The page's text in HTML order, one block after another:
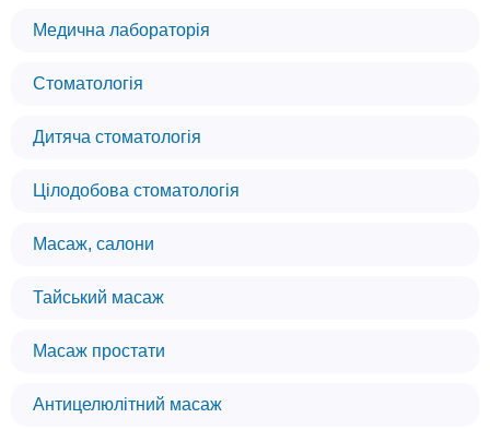
Медична лабораторія
Стоматологія
Дитяча стоматологія
Цілодобова стоматологія
Масаж, салони
Тайський масаж
Масаж простати
Антицелюлітний масаж